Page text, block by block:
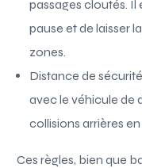
passages cloutés. Il
pause et de laisser
zones.
Distance de
avec le véhicule de
collisions arrières
Ces règles, bien que